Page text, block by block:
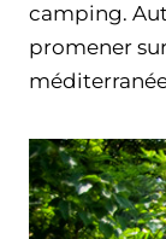
camping.
promener